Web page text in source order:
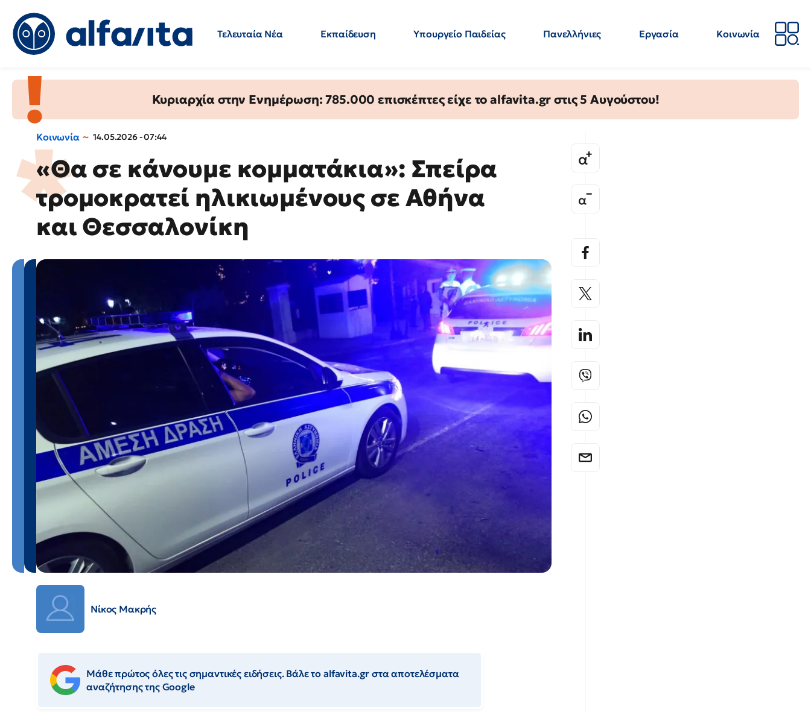
Τελευταία Νέα Εκπαίδευση Υπουργείο Παιδείας Πανελλήνιες Εργασία
Κοινωνία
Κυριαρχία στην Ενημέρωση: 785.000 επισκέπτες είχε το alfavita.gr στις 5 Αυγούστου!
Κοινωνία 14.05.2026 - 07:44
«Θα σε κάνουμε κομματάκια»: Σπείρα
τρομοκρατεί ηλικιωμένους σε Αθήνα
και Θεσσαλονίκη
Νίκος Μακρής
Μάθε πρώτος όλες τις σημαντικές ειδήσεις. Βάλε το alfavita.gr στα αποτελέσματα
αναζήτησης της Google